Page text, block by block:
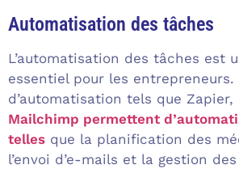
Automatisation des tâches
L’automatisation des tâches est
essentiel pour les entrepreneurs.
d’automatisation tels que
Mailchimp permettent
telles que la planification des
l’envoi d’e-mails et la gestion